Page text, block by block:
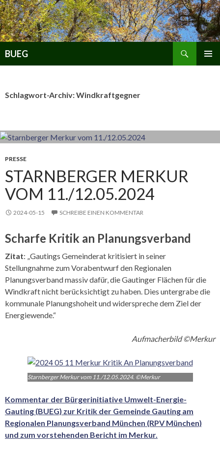
Zum
Inhalt
springen
BUEG
Schlagwort-Archiv: Windkraftgegner
PRESSE
STARNBERGER MERKUR
VOM 11./12.05.2024
2024-05-15 SCHREIBE EINEN KOMMENTAR
Scharfe Kritik an Planungsverband
Zitat: „Gautings Gemeinderat kritisiert in seiner
Stellungnahme zum Vorabentwurf den Regionalen
Planungsverband massiv dafür, die Gautinger Flächen für die
Windkraft nicht berücksichtigt zu haben. Dies untergrabe die
kommunale Planungshoheit und widerspreche dem Ziel der
Energiewende.“
Aufmacherbild ©Merkur
Starnberger Merkur vom 11./12.05.2024. ©Merkur
Kommentar der Bürgerinitiative Umwelt-Energie-
Gauting (BUEG) zur Kritik der Gemeinde Gauting am
Regionalen Planungsverband München (RPV München)
und zum vorstehenden Bericht im Merkur.